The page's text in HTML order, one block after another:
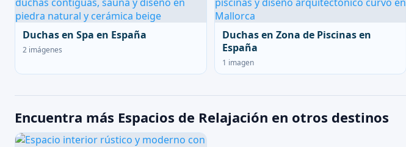
Duchas en Spa en España
2 imágenes
Duchas en Zona de Piscinas en
España
1 imagen
Encuentra más Espacios de Relajación en otros destinos